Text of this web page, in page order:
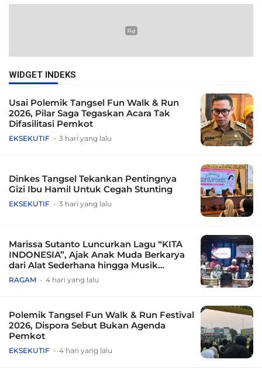
WIDGET INDEKS
Usai Polemik Tangsel Fun Walk & Run
2026, Pilar Saga Tegaskan Acara Tak
Difasilitasi Pemkot
EKSEKUTIF 3 hari yang lalu
Dinkes Tangsel Tekankan Pentingnya
Gizi Ibu Hamil Untuk Cegah Stunting
EKSEKUTIF 3 hari yang lalu
Marissa Sutanto Luncurkan Lagu “KITA
INDONESIA”, Ajak Anak Muda Berkarya
dari Alat Sederhana hingga Musik
Tradisional
RAGAM 4 hari yang lalu
Polemik Tangsel Fun Walk & Run Festival
2026, Dispora Sebut Bukan Agenda
Pemkot
EKSEKUTIF 4 hari yang lalu